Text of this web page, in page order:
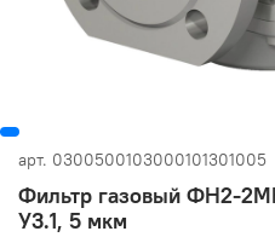
арт. 0300500103000101301005
Фильтр газовый ФН2-
У3.1, 5 мкм